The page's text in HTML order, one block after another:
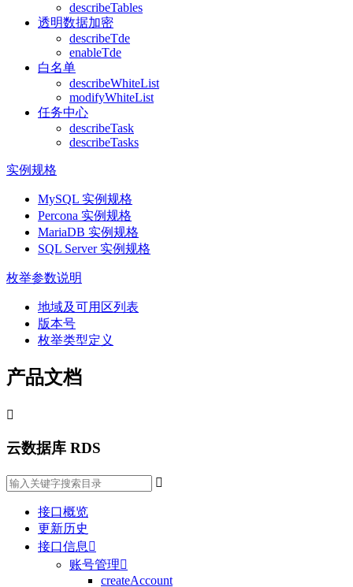
describeTables
透明数据加密
describeTde
enableTde
白名单
describeWhiteList
modifyWhiteList
任务中心
describeTask
describeTasks
实例规格
MySQL 实例规格
Percona 实例规格
MariaDB 实例规格
SQL Server 实例规格
枚举参数说明
地域及可用区列表
版本号
枚举类型定义
产品文档

云数据库 RDS

接口概览
更新历史
接口信息 
账号管理
createAccount